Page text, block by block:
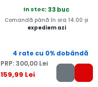
In stoc: 33 buc
Comandă până în ora 14:00 și
expediem azi
4 rate cu 0% dobândă
PRP:300,00 Lei
159,99 Lei